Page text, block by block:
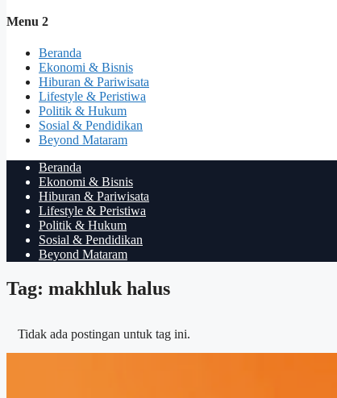
Menu 2
Beranda
Ekonomi & Bisnis
Hiburan & Pariwisata
Lifestyle & Peristiwa
Politik & Hukum
Sosial & Pendidikan
Beyond Mataram
Beranda
Ekonomi & Bisnis
Hiburan & Pariwisata
Lifestyle & Peristiwa
Politik & Hukum
Sosial & Pendidikan
Beyond Mataram
Tag: makhluk halus
Tidak ada postingan untuk tag ini.